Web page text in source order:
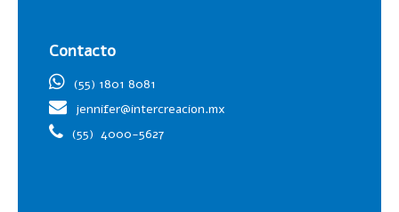
Contacto
(55) 1801 8081
jennifer@intercreacion.mx
(55) 4000-5627